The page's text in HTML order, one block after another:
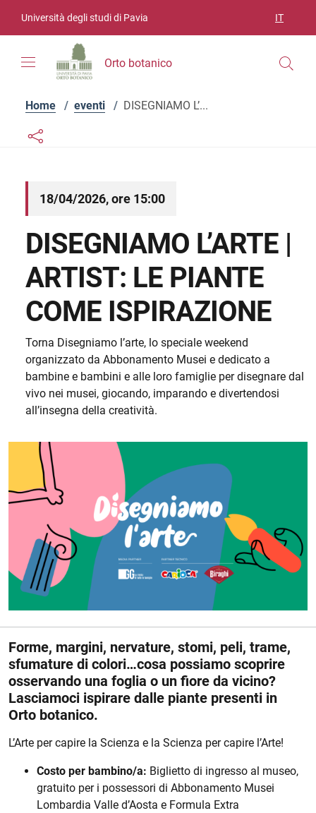
Università degli studi di Pavia IT
Orto botanico
Home / eventi / DISEGNIAMO L’...
Links condivisione social
Bottone condivisione social
18/04/2026, ore 15:00
DISEGNIAMO L’ARTE |
ARTIST: LE PIANTE
COME ISPIRAZIONE
Torna Disegniamo l’arte, lo speciale weekend
organizzato da Abbonamento Musei e dedicato a
bambine e bambini e alle loro famiglie per disegnare dal
vivo nei musei, giocando, imparando e divertendosi
all’insegna della creatività.
Descrizione evento
Forme, margini, nervature, stomi, peli, trame,
sfumature di colori…cosa possiamo scoprire
osservando una foglia o un fiore da vicino?
Lasciamoci ispirare dalle piante presenti in
Orto botanico.
L’Arte per capire la Scienza e la Scienza per capire l’Arte!
Costo per bambino/a: Biglietto di ingresso al museo,
gratuito per i possessori di Abbonamento Musei
Lombardia Valle d’Aosta e Formula Extra